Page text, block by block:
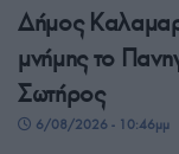
Δήμος
μνήμης το
Σωτήρος
6/08/2026 - 10:46μμ